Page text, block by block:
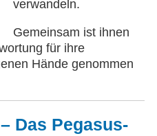
verwandeln.
Gemeinsam ist ihnen
für ihre
Hände genommen
Das Pegasus-